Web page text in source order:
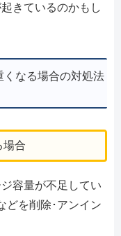
きているのかもし
くなる場合の対処法
場合
容量が不足してい
どを削除･アンイン